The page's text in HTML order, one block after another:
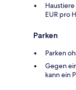
EUR pro
Parken
Parken
Gegen
kann ein